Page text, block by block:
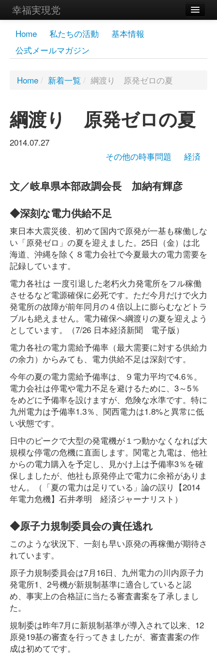
幸福実現党
メンバーズページ
党員
幸福の科学グループ
Home 私たちの活動
基本情報
公式メールマガジン
Home / 新着一覧 / 綱渡り 原発ゼロの夏
綱渡り 原発ゼロの夏
2014.07.27
その他の時事問題
経済
文／岐阜県本部政調会長 加納有輝彦
◆深刻な電力供給不足
東日本大震災後、初めて国内で原発が一基も稼働しな
い「原発ゼロ」の夏を迎えました。25日（金）は北
海道、沖縄を除く８電力会社で今夏最大の電力需要を
記録しています。
電力各社は 一度引退した老朽火力発電所をフル稼働
させるなど電源確保に必死です。ただ今月だけで火力
発電所の故障が前年同月の４倍以上に膨らむなどトラ
ブルも絶えません。電力確保へ綱渡りの夏を迎えよう
としています。（7/26 日本経済新聞 電子版）
電力各社の電力需給予備率（最大需要に対する供給力
の余力）からみても、電力供給不足は深刻です。
今年の夏の電力需給予備率は、９電力平均で4.6％。
電力会社は停電や電力不足を避けるために、3～5％
をめどに予備率を設けますが、危険な水準です。特に
九州電力は予備率1.3％、関西電力は1.8%と異常に低
い状態です。
日中のピークで大型の発電機が１つ動かなくなれば大
規模な停電の危機に直面します。関電と九電は、他社
からの電力購入を予定し、見かけ上は予備率3％を確
保しましたが、他社も原発停止で電力に余裕がありま
せん。（「夏の電力は足りている」論の誤り【2014
年電力危機】石井孝明 経済ジャーナリスト）
◆原子力規制委員会の責任逃れ
このような状況下、一刻も早い原発の再稼働が期待さ
れています。
原子力規制委員会は7月16日、九州電力の川内原子力
発電所1、2号機が新規制基準に適合していると認
め、事実上の合格証に当たる審査書案を了承しまし
た。
規制委は昨年7月に新規制基準が導入されて以来、12
原発19基の審査を行ってきましたが、審査書案の作
成は初めてです。